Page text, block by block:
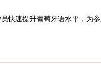
快速提升葡萄牙语水平，为